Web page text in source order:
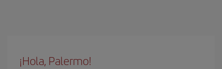
¡Hola, Palermo!